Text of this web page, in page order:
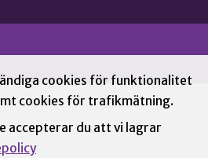
cookies för funktionalitet
cookies för trafikmätning.
accepterar du att vi lagrar